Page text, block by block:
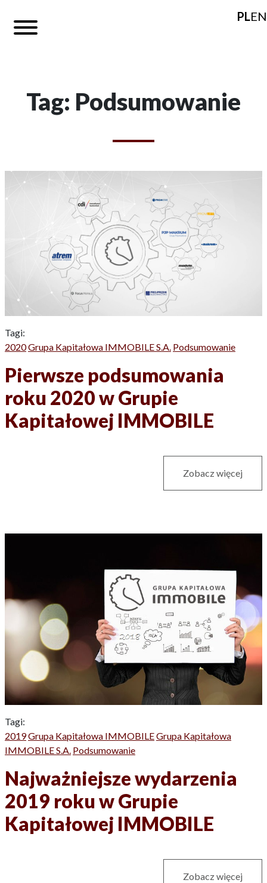
PLEN
Tag: Podsumowanie
Tagi:
2020Grupa Kapitałowa IMMOBILE S.A. Podsumowanie
Pierwsze podsumowania
roku 2020 w Grupie
Kapitałowej IMMOBILE
Zobacz więcej
Tagi:
2019Grupa Kapitałowa IMMOBILEGrupa Kapitałowa
IMMOBILE S.A. Podsumowanie
Najważniejsze wydarzenia
2019 roku w Grupie
Kapitałowej IMMOBILE
Zobacz więcej